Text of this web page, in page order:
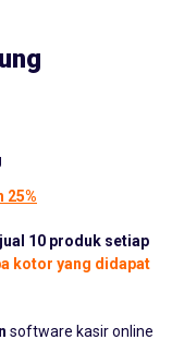
25%
10 produk setiap
kotor yang didapat
software kasir online